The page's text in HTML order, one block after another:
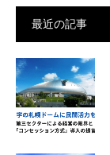
最近の記事